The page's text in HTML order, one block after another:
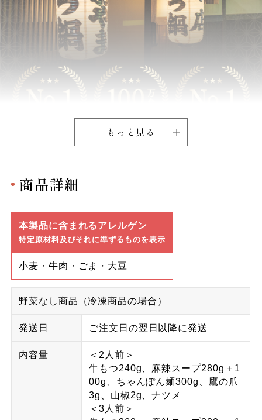
もっと見る
商品詳細
本製品に含まれるアレルゲン
特定原材料及びそれに準ずるものを表示
小麦・牛肉・ごま・大豆
野菜なし商品（冷凍商品の場合）
発送日 ご注文日の翌日以降に発送
内容量
＜2人前＞
牛もつ240g、麻辣スープ280g＋1
00g、ちゃんぽん麺300g、鷹の爪
3g、山椒2g、ナツメ
＜3人前＞